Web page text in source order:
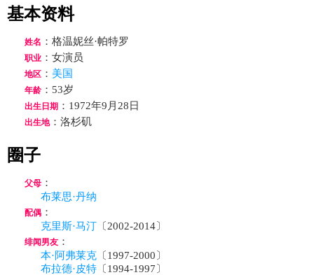
基本资料
姓名 ：格温妮丝·帕特罗
职业 ：女演员
地区 ： 美国
年龄 ：53岁
出生日期 ：1972年9月28日
出生地：洛杉矶
圈子
父母 ：
布莱思·丹纳
配偶 ：
克里斯·马汀〔2002-2014〕
绯闻男友 ：
本·阿弗莱克〔1997-2000〕
布拉德·皮特〔1994-1997〕